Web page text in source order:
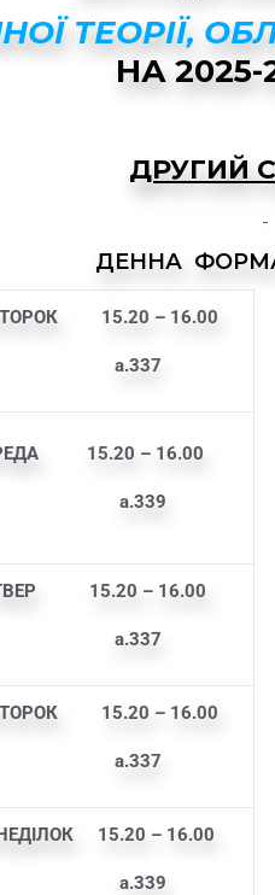
ТЕОРІЇ,
НА 2025-
ДРУГИЙ
ДЕННА
15.20 – 16.00
а.337
15.20 – 16.00
15.20 – 16.00
а.337
15.20 – 16.00
а.337
15.20 – 16.00
9